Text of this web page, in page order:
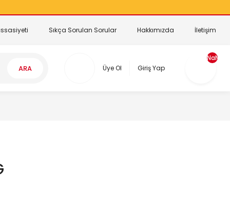
Sıkça Sorulan Sorular Hakkımızda İletişim
ARA Üye Ol Giriş Yap
NaN